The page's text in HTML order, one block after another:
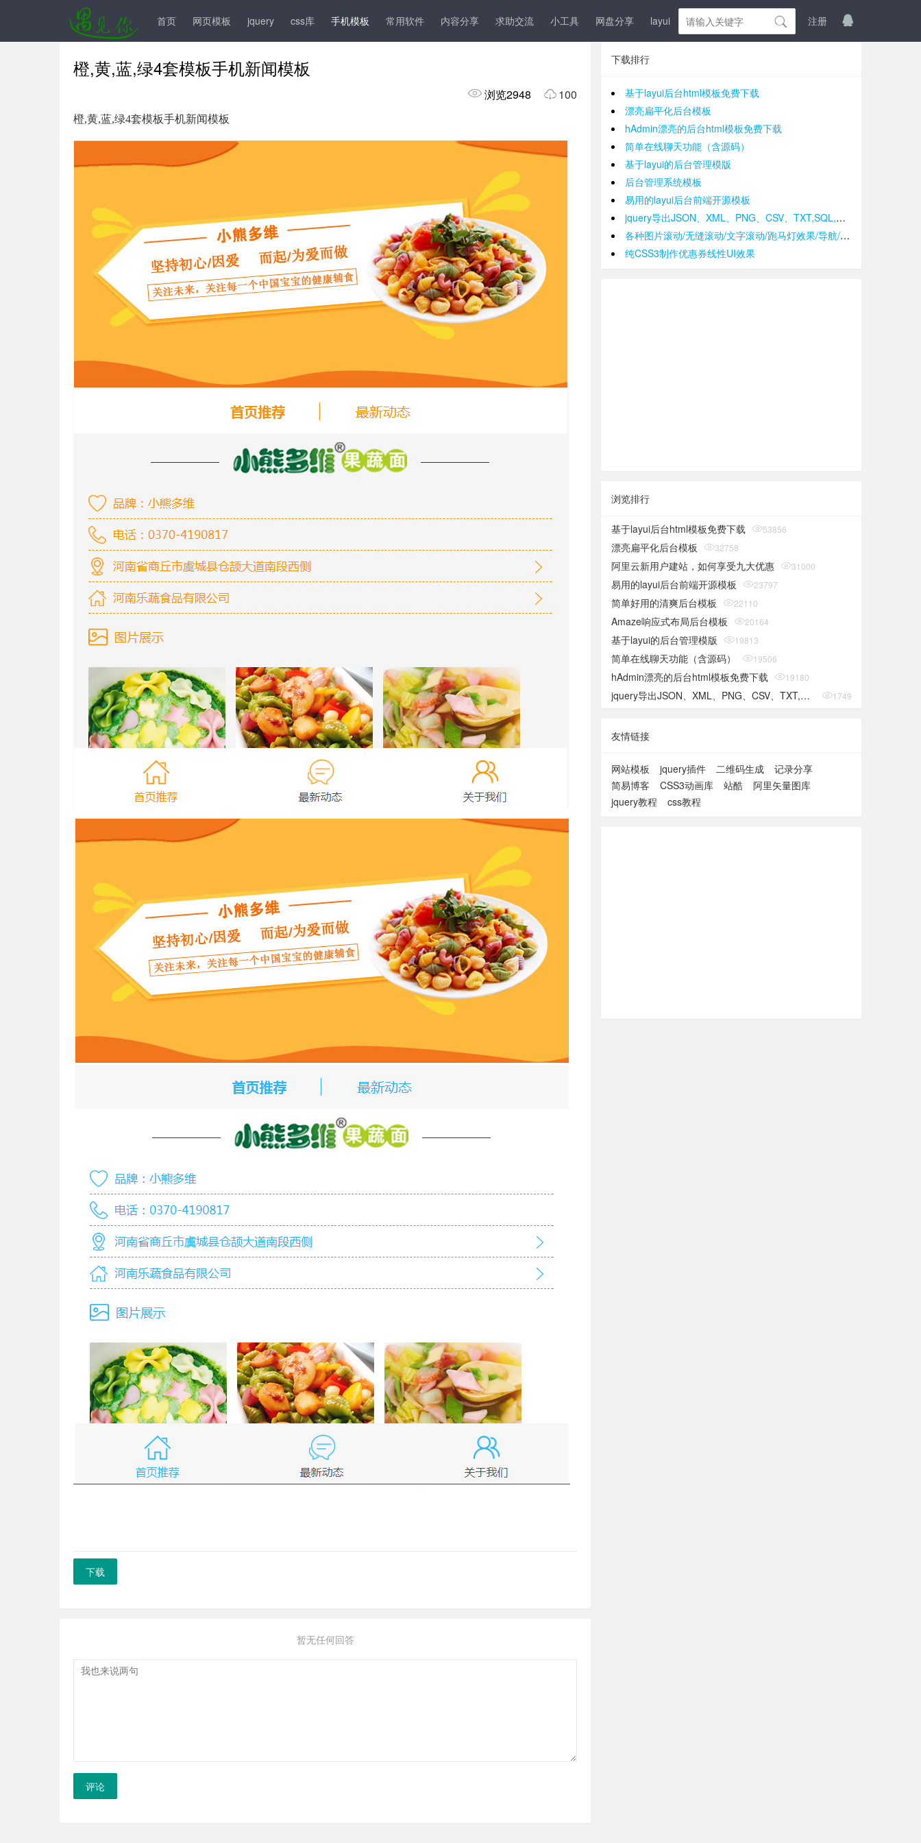
首页 网页模板 jquery css库 手机模板 常用软件 内容分享 求助交流 小工具 网盘分享 layui 登入 注册
手机模板 js插件 前台模板 后台模板 导航 UI 程序人生 其它
橙,黄,蓝,绿4套模板手机新闻模板
浏览2948 100
橙,黄,蓝,绿4套模板手机新闻模板
下载
暂无任何回答
评论
下载排行
基于layui后台html模板免费下载
漂亮扁平化后台模板
hAdmin漂亮的后台html模板免费下载
简单在线聊天功能（含源码）
基于layui的后台管理模版
后台管理系统模板
易用的layui后台前端开源模板
jquery导出JSON、XML、PNG、CSV、TXT,SQL,MS-Word,Ms-Excel Ms-Powerpoint、PDF插件
各种图片滚动/无缝滚动/文字滚动/跑马灯效果/导航/手风琴效果/轮播
纯CSS3制作优惠券线性UI效果
浏览排行
基于layui后台html模板免费下载 53856
漂亮扁平化后台模板 32758
阿里云新用户建站，如何享受九大优惠 31000
易用的layui后台前端开源模板 23797
简单好用的清爽后台模板 22110
Amaze响应式布局后台模板 20164
基于layui的后台管理模版 19813
简单在线聊天功能（含源码） 19506
hAdmin漂亮的后台html模板免费下载 19180
jquery导出JSON、XML、PNG、CSV、TXT,SQL,MS-Word,Ms-Excel Ms-Powerpoint、PDF插件 17490
友情链接
网站模板 jquery插件 二维码生成
记录分享
简易博客
CSS3动画库 站酷
阿里矢量图库
jquery教程
css教程